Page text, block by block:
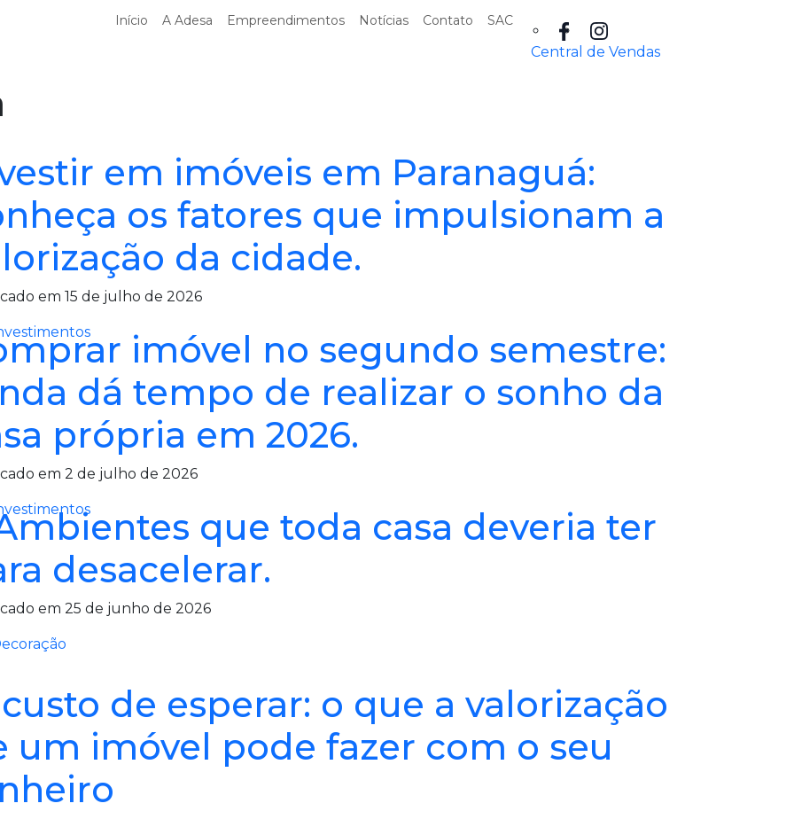
Início A Adesa Empreendimentos Notícias Contato SAC
Central de Vendas
em imóveis em Paranaguá:
os fatores que impulsionam a
da cidade.
em 15 de julho de 2026
imóvel no segundo semestre:
dá tempo de realizar o sonho da
própria em 2026.
em 2 de julho de 2026
que toda casa deveria ter
desacelerar.
em 25 de junho de 2026
de esperar: o que a valorização
um imóvel pode fazer com o seu